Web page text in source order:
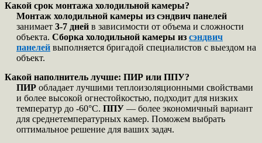
Какой срок монтажа холодильной камеры?
Монтаж холодильной камеры из сэндвич панелей
занимает 3-7 дней в зависимости от объема и сложности
объекта. Сборка холодильной камеры из сэндвич
панелей выполняется бригадой специалистов с выездом на
объект.
Какой наполнитель лучше: ПИР или ППУ?
ПИР обладает лучшими теплоизоляционными свойствами
и более высокой огнестойкостью, подходит для низких
температур до -60°C. ППУ — более экономичный вариант
для среднетемпературных камер. Поможем выбрать
оптимальное решение для ваших задач.